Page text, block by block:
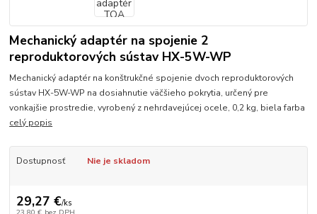
Mechanický adaptér na spojenie 2
reproduktorových sústav HX-5W-WP
Mechanický adaptér na konštrukčné spojenie dvoch reproduktorových
sústav HX-5W-WP na dosiahnutie väčšieho pokrytia, určený pre
vonkajšie prostredie, vyrobený z nehrdavejúcej ocele, 0,2 kg, biela farba
celý popis
Dostupnosť Nie je skladom
29,27 €/ks